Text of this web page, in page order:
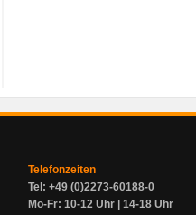
Telefonzeiten
Tel: +49 (0)2273-60188-0
Mo-Fr: 10-12 Uhr | 14-18 Uhr